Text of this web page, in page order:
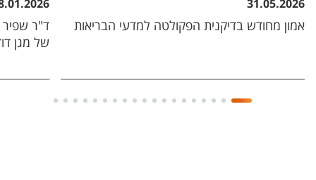
31.05.2026
אמון מחודש בדיקנית הפקולטה למדעי הבריאות
ד"ר שפיר
של מגן